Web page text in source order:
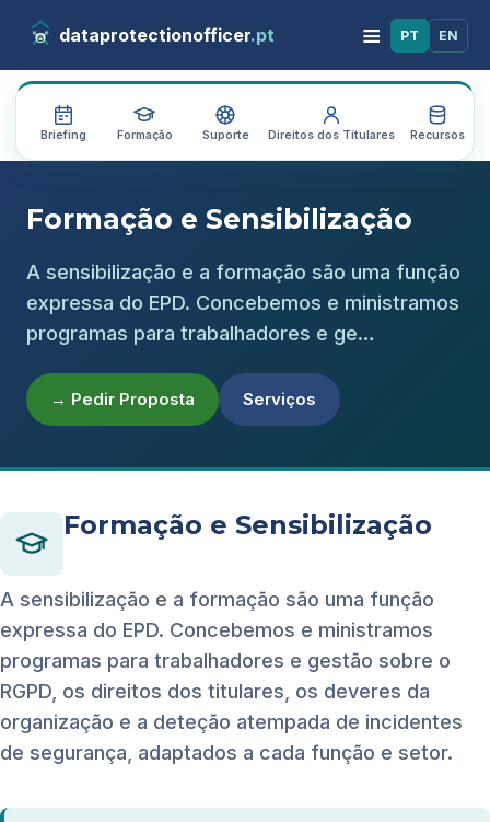
dataprotectionofficer.pt ≡ PT EN
Briefing Formação Suporte Direitos dos Titulares Recursos
Formação e Sensibilização
A sensibilização e a formação são uma função
expressa do EPD. Concebemos e ministramos
programas para trabalhadores e ge…
→ Pedir Proposta Serviços
Formação e Sensibilização
A sensibilização e a formação são uma função
expressa do EPD. Concebemos e ministramos
programas para trabalhadores e gestão sobre o
RGPD, os direitos dos titulares, os deveres da
organização e a deteção atempada de incidentes
de segurança, adaptados a cada função e setor.